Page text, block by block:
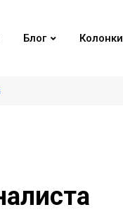
Блог Колонки